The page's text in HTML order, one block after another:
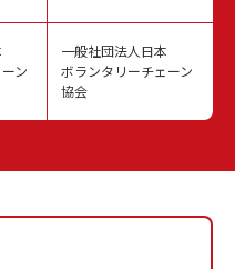
ン
一般社団法人日本
ボランタリーチェーン
協会